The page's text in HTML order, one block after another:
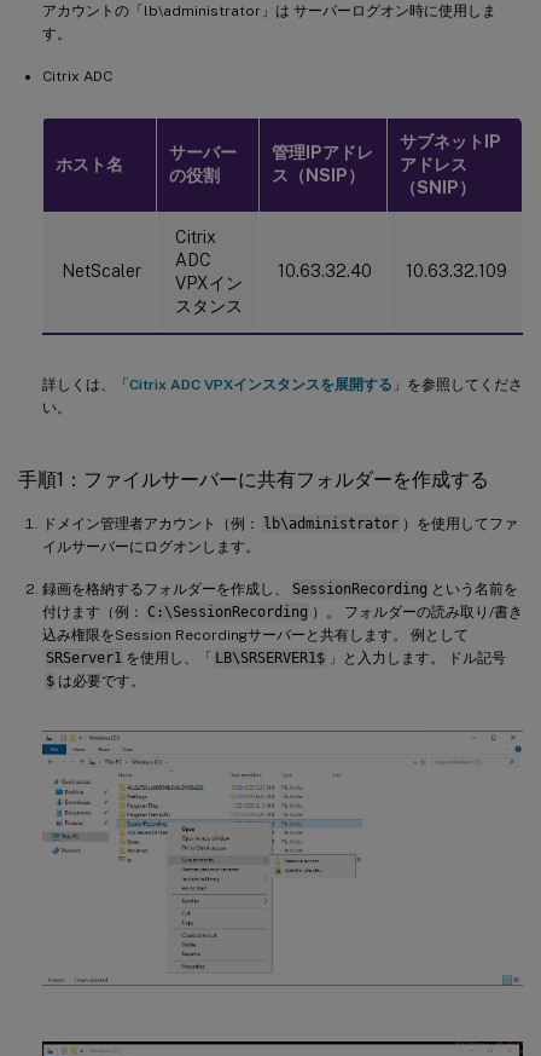
アカウントの「lb\administrator」は サーバーログオン時に使用しま
す。
Citrix ADC
ホスト名
サーバー
の役割
管理IPアドレ
ス（NSIP）
サブネットIP
アドレス
（SNIP）
NetScaler
Citrix
ADC
VPXイン
スタンス
10.63.32.40 10.63.32.109
詳しくは、「Citrix ADC VPXインスタンスを展開する 」を参照してくださ
い。
手順1：ファイルサーバーに共有フォルダーを作成する
ドメイン管理者アカウント（例： lb\administrator ）を使用してファ
イルサーバーにログオンします。
録画を格納するフォルダーを作成し、 SessionRecording という名前を
付けます（例：
C:\SessionRecording ）。 フォルダーの読み取り/書き
込み権限をSession Recordingサーバーと共有します。 例として
SRServer1 を使用し、「 LB\SRSERVER1$ 」と入力します。 ドル記号
$ は必要です。